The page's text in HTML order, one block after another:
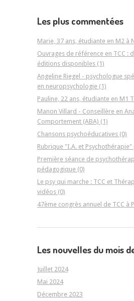
Les plus commentées
Marie, 37 ans, étudiante en M2 à
Ouvrages de référence en TCC :
éditions disponibles (1)
Angeline Riegel - psychologue
en neuropsychologie (1)
Pauline, 22 ans, étudiante en M1
Manon Villard - Conseillère en
Comportement (ABA) (1)
Chansons psychoéducatives (0)
Rubrique "I.A. et Psychothérapie"
Première séance de
pédagogique (0)
Le psy qui marche : TCC et
vidéos (0)
47ème congrès annuel de TCC à
Les nouvelles du mois
Juillet 2024
Mai 2024
Décembre 2023